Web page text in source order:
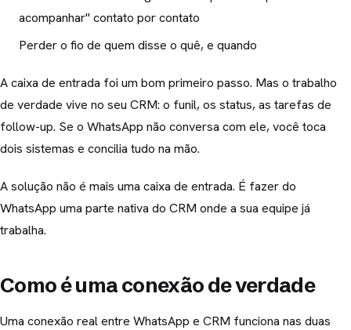
acompanhar" contato por contato
Perder o fio de quem disse o quê, e quando
A caixa de entrada foi um bom primeiro passo. Mas o trabalho
de verdade vive no seu CRM: o funil, os status, as tarefas de
follow-up. Se o WhatsApp não conversa com ele, você toca
dois sistemas e concilia tudo na mão.
A solução não é mais uma caixa de entrada. É fazer do
WhatsApp uma parte nativa do CRM onde a sua equipe já
trabalha.
Como é uma conexão de verdade
Uma conexão real entre WhatsApp e CRM funciona nas duas